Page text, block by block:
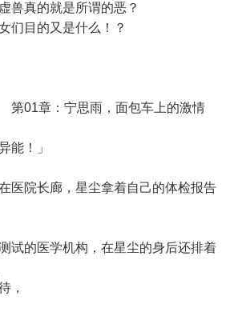
真的就是所谓的恶？
目的又是什么！？
雨，面包车上的激情
！」
院长廊，星尘拿着自己的体检报告
的医学机构，在星尘的身后还排着
，